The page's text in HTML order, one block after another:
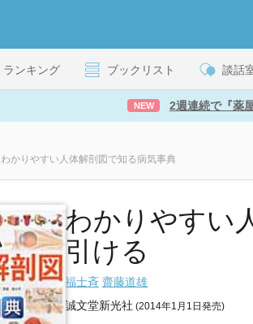
ランキング ブックリスト 談話
NEW 2週連続で『薬
わかりやすい人体解剖図で知る病気事典
わかりやすい
引ける
福士斉 齋藤道雄
誠文堂新光社 (2014年1月1日発売)